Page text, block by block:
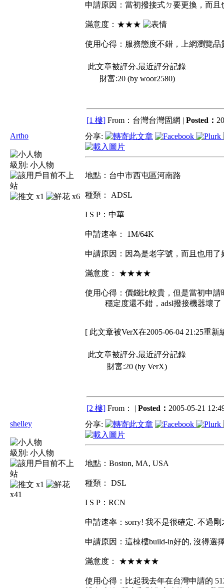
申請原因：當初撥接式ㄉ要更換，而
滿意度：★★★
使用心得：服務態度不錯，上網瀏覽
此文章被評分,最近評分記錄
財富:20 (by woor2580)
[1 樓] From：台灣台灣固網 | Posted：
Artho
級別: 小人物
x1 x6
分享:
地點：台中市西屯區河南路
種類： ADSL
I S P：中華
申請速率： 1M/64K
申請原因：因為是老字號，而且也用了
滿意度： ★★★★
使用心得：價錢比較貴，但是當初申
穩定度還不錯，adsl撥接機器壞了
[ 此文章被VerX在2005-06-04 21:25重新
此文章被評分,最近評分記錄
財富:20 (by VerX)
[2 樓] From： | Posted： 2005-05-21
shelley
級別: 小人物
x1
x41
分享:
地點：Boston, MA, USA
種類： DSL
I S P：RCN
申請速率：sorry! 我不是很確定. 不過
申請原因：這棟樓build-in好的, 沒得選
滿意度： ★★★★★
使用心得：比起我去年在台灣申請的